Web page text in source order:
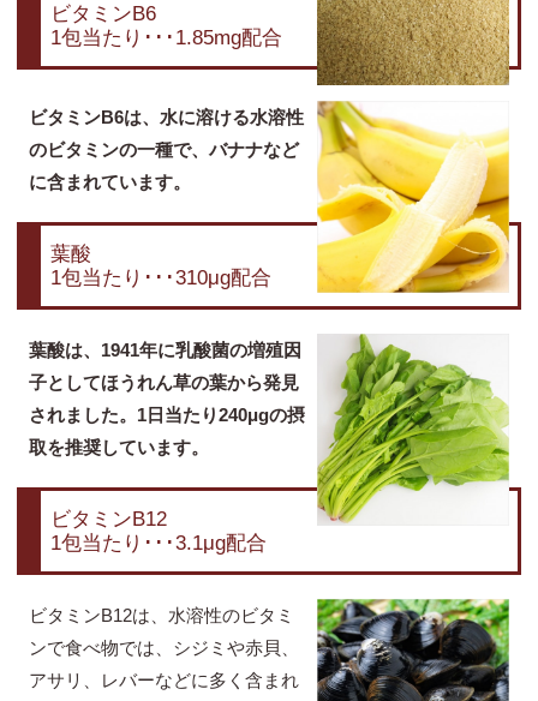
ビタミンB6
1包当たり･･･1.85mg配合
ビタミンB6は、水に溶ける水溶性
のビタミンの一種で、バナナなど
に含まれています。
葉酸
1包当たり･･･310μg配合
葉酸は、1941年に乳酸菌の増殖因
子としてほうれん草の葉から発見
されました。1日当たり240μgの摂
取を推奨しています。
ビタミンB12
1包当たり･･･3.1μg配合
ビタミンB12は、水溶性のビタミ
ンで食べ物では、シジミや赤貝、
アサリ、レバーなどに多く含まれ